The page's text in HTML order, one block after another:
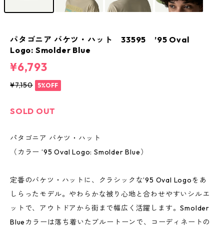
パタゴニア バケツ・ハット 33595 ’95 Oval
Logo: Smolder Blue
¥6,793
¥7,150 5%OFF
SOLD OUT
パタゴニア バケツ・ハット
（カラー ’95 Oval Logo: Smolder Blue）
定番のバケツ・ハットに、クラシックな’95 Oval Logoをあ
しらったモデル。やわらかな被り心地と合わせやすいシルエ
ットで、アウトドアから街まで幅広く活躍します。Smolder
Blueカラーは落ち着いたブルートーンで、コーディネートの